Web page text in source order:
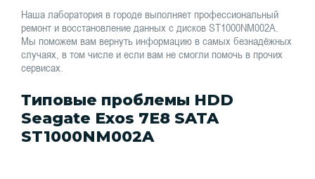
Наша лаборатория в городе выполняет профессиональный
ремонт и восстановление данных с дисков ST1000NM002A.
Мы поможем вам вернуть информацию в самых безнадёжных
случаях, в том числе и если вам не смогли помочь в прочих
сервисах.
Типовые проблемы HDD
Seagate Exos 7E8 SATA
ST1000NM002A